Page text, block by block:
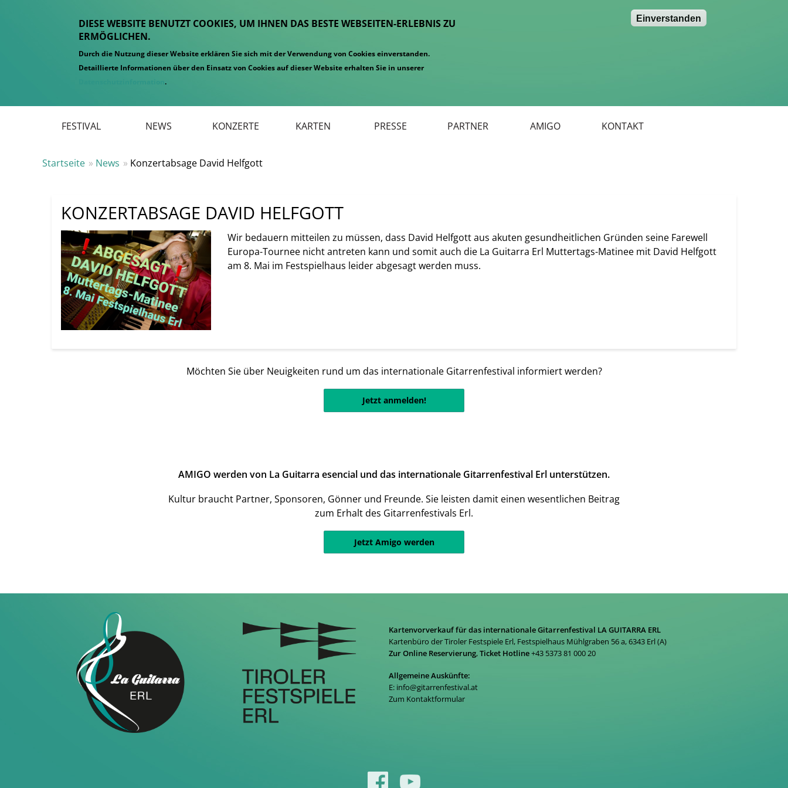
DIESE WEBSITE BENUTZT COOKIES, UM IHNEN DAS BESTE WEBSEITEN-ERLEBNIS ZU
ERMÖGLICHEN.
Durch die Nutzung dieser Website erklären Sie sich mit der Verwendung von Cookies einverstanden.
Detaillierte Informationen über den Einsatz von Cookies auf dieser Website erhalten Sie in unserer
Datenschutzinformation.
Einverstanden
Hauptmenü
FESTIVAL NEWS KONZERTE KARTEN PRESSE PARTNER AMIGO KONTAKT
Startseite News Konzertabsage David Helfgott
KONZERTABSAGE DAVID HELFGOTT
Wir bedauern mitteilen zu müssen, dass David Helfgott aus akuten gesundheitlichen Gründen seine Farewell
Europa-Tournee nicht antreten kann und somit auch die La Guitarra Erl Muttertags-Matinee mit David Helfgott
am 8. Mai im Festspielhaus leider abgesagt werden muss.
Möchten Sie über Neuigkeiten rund um das internationale Gitarrenfestival informiert werden?
Jetzt anmelden!
AMIGO werden von La Guitarra esencial und das internationale Gitarrenfestival Erl unterstützen.
Kultur braucht Partner, Sponsoren, Gönner und Freunde. Sie leisten damit einen wesentlichen Beitrag
zum Erhalt des Gitarrenfestivals Erl.
Jetzt Amigo werden
Kartenvorverkauf für das internationale Gitarrenfestival LA GUITARRA ERL
Kartenbüro der Tiroler Festspiele Erl, Festspielhaus Mühlgraben 56 a, 6343 Erl (A)
Zur Online Reservierung,Ticket Hotline+43 5373 81 000 20
Allgemeine Auskünfte:
E: info@gitarrenfestival.at
Zum Kontaktformular